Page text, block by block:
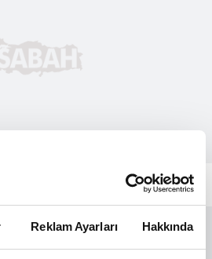
Reklam Ayarları Hakkında
DOLAR